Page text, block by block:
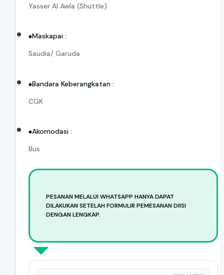
Yasser Al Awla (Shuttle)
Maskapai :
Saudia/ Garuda
Bandara Keberangkatan :
CGK
Akomodasi :
Bus
PESANAN MELALUI WHATSAPP HANYA DAPAT
DILAKUKAN SETELAH FORMULIR PEMESANAN DIISI
DENGAN LENGKAP.